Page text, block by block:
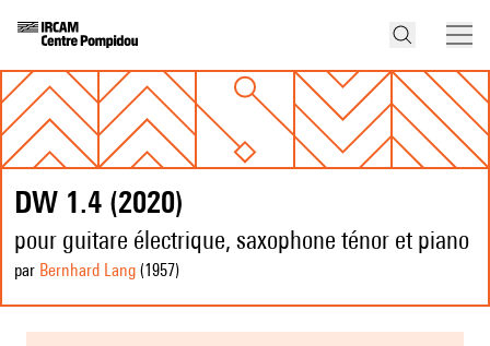
DW 1.4 (2020)
pour guitare électrique, saxophone ténor et piano
par Bernhard Lang (1957)